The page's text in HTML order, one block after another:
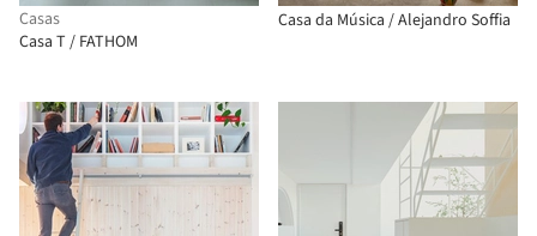
Casas
Casa T / FATHOM
Casa da Música / Alejandro Soffia